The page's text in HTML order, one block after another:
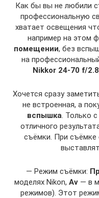
Как бы вы не любили
профессиональную
хватает освещения
например на этом
помещении, без
на
Nikkor 24-70 f/2.8
Хочется сразу
не встроенная, а
вспышка . Только
отличного
съёмки. При съёмке
— Режим съёмки:
моделях Nikon, Av— в
режимов). Этот